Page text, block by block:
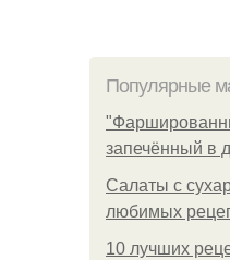
Популярные
запечённый в
Салаты с
любимых
10 лучших